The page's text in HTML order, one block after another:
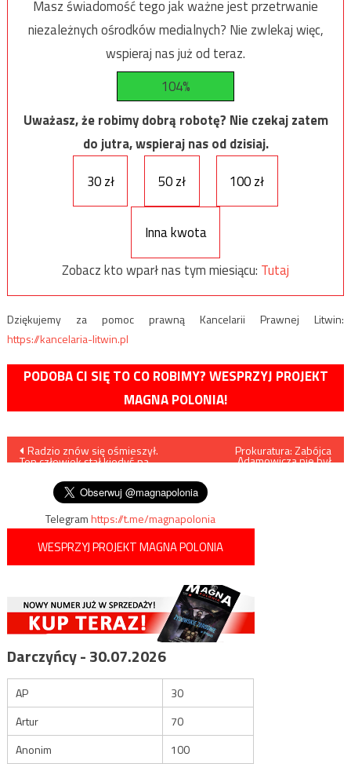
Masz świadomość tego jak ważne jest przetrwanie
niezależnych ośrodków medialnych? Nie zwlekaj więc,
wspieraj nas już od teraz.
104%
Uważasz, że robimy dobrą robotę? Nie czekaj zatem
do jutra, wspieraj nas od dzisiaj.
30 zł
50 zł 100 zł
Inna kwota
Zobacz kto wparł nas tym miesiącu: Tutaj
Dziękujemy za pomoc prawną Kancelarii Prawnej Litwin:
https://kancelaria-litwin.pl
PODOBA CI SIĘ TO CO ROBIMY? WESPRZYJ PROJEKT
MAGNA POLONIA!
Nawigacja
wpisu
Radzio znów się ośmieszył.
Ten człowiek stał kiedyś na
Prokuratura: Zabójca
Adamowicza nie był
Telegramhttps://t.me/magnapolonia
WESPRZYJ PROJEKT MAGNA POLONIA
Darczyńcy - 30.07.2026
AP
30
Artur
70
Anonim
100